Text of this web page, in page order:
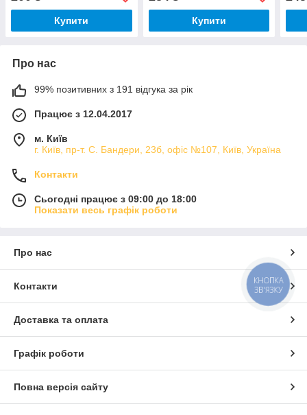
Купити Купити
Про нас
99% позитивних з 191 відгука за рік
Працює з 12.04.2017
м. Київ
г. Київ, пр-т. С. Бандери, 23б, офіс №107, Київ, Україна
Контакти
Сьогодні працює з 09:00 до 18:00
Показати весь графік роботи
Про нас
Контакти
Доставка та оплата
Графік роботи
Повна версія сайту
КНОПКА
ЗВ'ЯЗКУ